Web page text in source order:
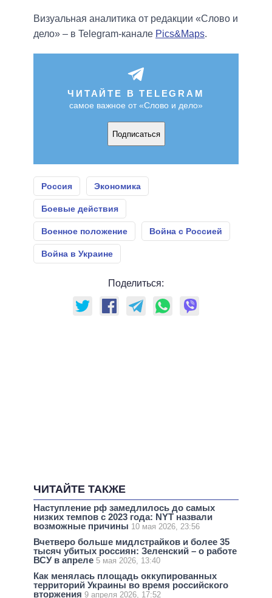
Визуальная аналитика от редакции «Слово и
дело» – в Telegram-канале Pics&Maps.
ЧИТАЙТЕ В TELEGRAM
самое важное от «Слово и дело»
Подписаться
Россия Экономика
Боевые действия
Военное положение Война с Россией
Война в Украине
Поделиться:
ЧИТАЙТЕ ТАКЖЕ
Наступление рф замедлилось до самых
низких темпов с 2023 года: NYT назвали
возможные причины 10 мая 2026, 23:56
Вчетверо больше мидлстрайков и более 35
тысяч убитых россиян: Зеленский – о работе
ВСУ в апреле 5 мая 2026, 13:40
Как менялась площадь оккупированных
территорий Украины во время российского
вторжения 9 апреля 2026, 17:52